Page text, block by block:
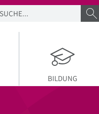
SUCHE
BILDUNG